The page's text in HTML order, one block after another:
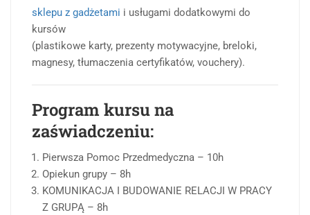
sklepu z gadżetami i usługami dodatkowymi do
kursów
(plastikowe karty, prezenty motywacyjne, breloki,
magnesy, tłumaczenia certyfikatów, vouchery).
Program kursu na
zaświadczeniu:
Pierwsza Pomoc Przedmedyczna – 10h
Opiekun grupy – 8h
KOMUNIKACJA I BUDOWANIE RELACJI W PRACY
Z GRUPĄ – 8h